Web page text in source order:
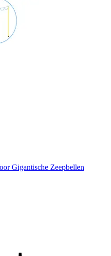
Gigantische Zeepbellen